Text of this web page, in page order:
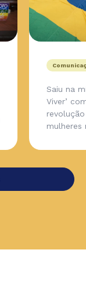
Saiu na
Viver’
mulheres